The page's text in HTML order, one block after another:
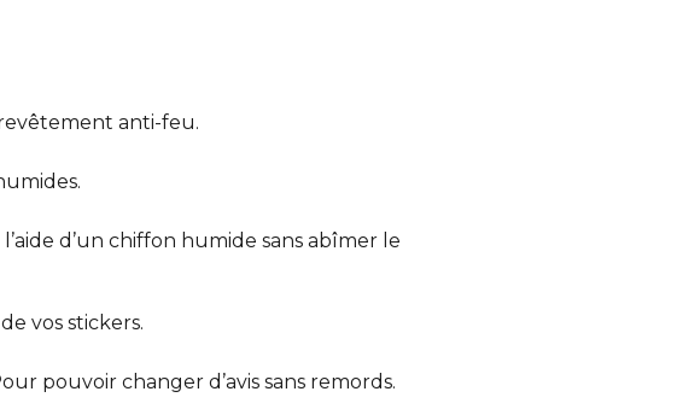
anti-feu.
d’un chiffon humide sans abîmer le
vos stickers.
pouvoir changer d’avis sans remords.